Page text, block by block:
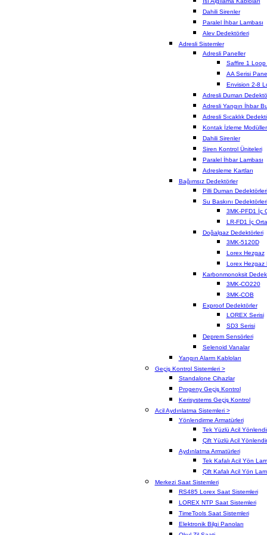
Dahili Sirenler
Paralel İhbar Lambası
Alev Dedektörleri
Adresli Sistemler
Adresli Paneller
Saffire 1 Loop
AA Serisi
Envision 2-8
Adresli Duman
Adresli Yangın İhbar
Adresli Sıcaklık
Kontak İzleme
Dahili Sirenler
Siren Kontrol Üniteleri
Paralel İhbar Lambası
Adresleme Kartları
Bağımsız Dedektörler
Pilli Duman Dedektörleri
Su Baskını Dedektörleri
3MK-PFD1 İç
LR-FD1 İç
Doğalgaz Dedektörleri
3MK-5120D
Lorex Hezgaz
Lorex Hezgaz
Karbonmonoksit
3MK-CO220
3MK-COB
Exproof Dedektörler
LOREX Serisi
SD3 Serisi
Deprem Sensörleri
Selenoid Vanalar
Yangın Alarm Kabloları
Geçiş Kontrol Sistemleri >
Standalone Cihazlar
Progeny Geçiş Kontrol
Kerisystems Geçiş Kontrol
Acil Aydınlatma Sistemleri >
Yönlendirme Armatürleri
Tek Yüzlü Acil
Çift Yüzlü Acil
Aydınlatma Armatürleri
Tek Kafalı Acil Yön
Çift Kafalı Acil Yön
Merkezi Saat Sistemleri
RS485 Lorex Saat Sistemleri
LOREX NTP Saat Sistemleri
TimeTools Saat Sistemleri
Elektronik Bilgi Panoları